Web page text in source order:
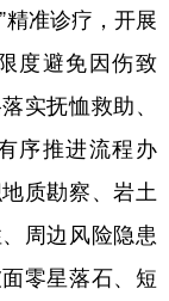
精准诊疗，开展
度避免因伤致
实抚恤救助、
序推进流程办
质勘察、岩土
周边风险隐患
零星落石、短